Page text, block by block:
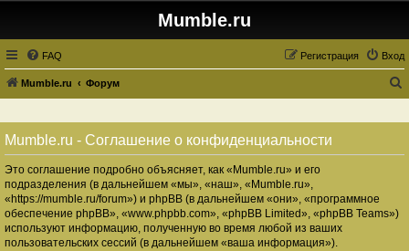
Mumble.ru
FAQ Вход
Регистрация
Mumble.ru Форум
и
Mumble.ru - Соглашение о конфиденциальности
Это соглашение подробно объясняет, как «Mumble.ru» и его
подразделения (в дальнейшем «мы», «наш», «Mumble.ru»,
«https://mumble.ru/forum») и phpBB (в дальнейшем «они», «программное
обеспечение phpBB», «www.phpbb.com», «phpBB Limited», «phpBB Teams»)
используют информацию, полученную во время любой из ваших
пользовательских сессий (в дальнейшем «ваша информация»).